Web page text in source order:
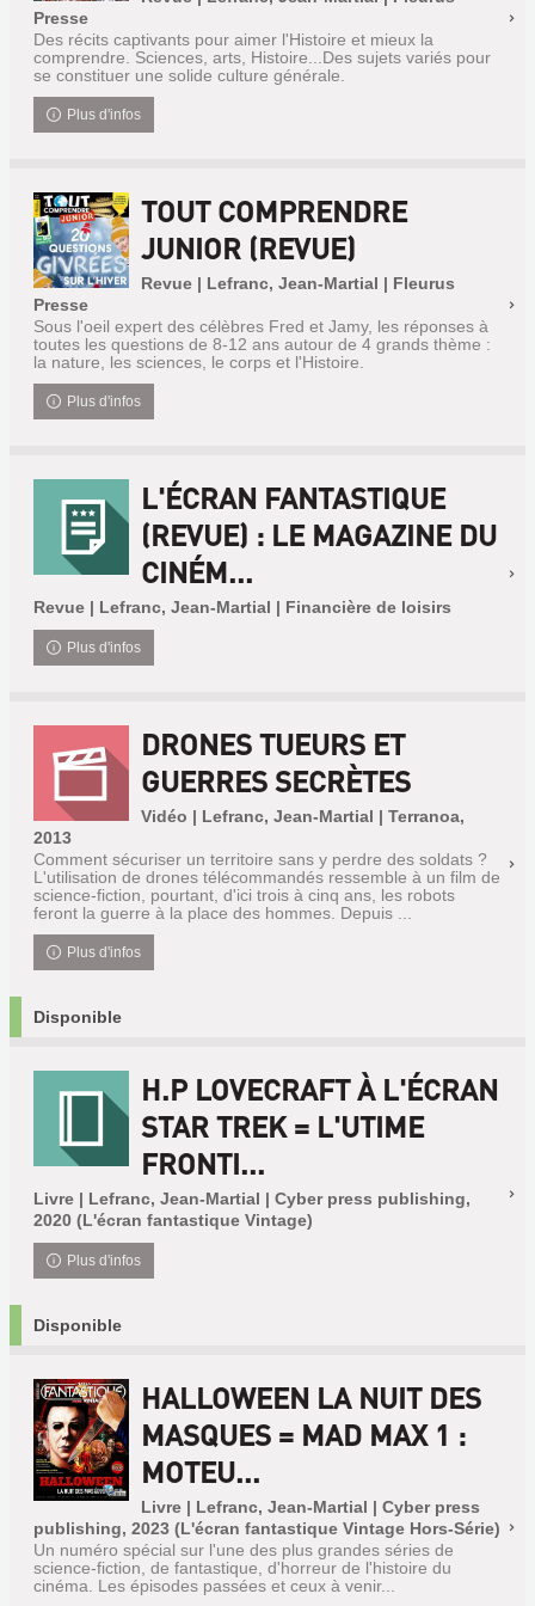
Presse
Des récits captivants pour aimer l'Histoire et mieux la
comprendre. Sciences, arts, Histoire...Des sujets variés pour
se constituer une solide culture générale.
Plus d'infos
TOUT COMPRENDRE
JUNIOR (REVUE)
Revue | Lefranc, Jean-Martial | Fleurus
Presse
Sous l'oeil expert des célèbres Fred et Jamy, les réponses à
toutes les questions de 8-12 ans autour de 4 grands thème :
la nature, les sciences, le corps et l'Histoire.
Plus d'infos
L'ÉCRAN FANTASTIQUE
(REVUE) : LE MAGAZINE DU
CINÉM...
Revue | Lefranc, Jean-Martial | Financière de loisirs
Plus d'infos
DRONES TUEURS ET
GUERRES SECRÈTES
Vidéo | Lefranc, Jean-Martial | Terranoa,
2013
Comment sécuriser un territoire sans y perdre des soldats ?
L'utilisation de drones télécommandés ressemble à un film de
science-fiction, pourtant, d'ici trois à cinq ans, les robots
feront la guerre à la place des hommes. Depuis ...
Plus d'infos
Disponible
H.P LOVECRAFT À L'ÉCRAN
STAR TREK = L'UTIME
FRONTI...
Livre | Lefranc, Jean-Martial | Cyber press publishing,
2020 (L'écran fantastique Vintage)
Plus d'infos
Disponible
HALLOWEEN LA NUIT DES
MASQUES = MAD MAX 1 :
MOTEU...
Livre | Lefranc, Jean-Martial | Cyber press
publishing, 2023 (L'écran fantastique Vintage Hors-Série)
Un numéro spécial sur l'une des plus grandes séries de
science-fiction, de fantastique, d'horreur de l'histoire du
cinéma. Les épisodes passées et ceux à venir...